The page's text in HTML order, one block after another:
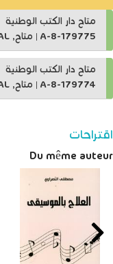
متاح دار الكتب الوطنية
A-8-179775
| متاح, LOCAL
متاح دار الكتب الوطنية
A-8-179774
| متاح, LOCAL
اقتراحات
Du même auteur